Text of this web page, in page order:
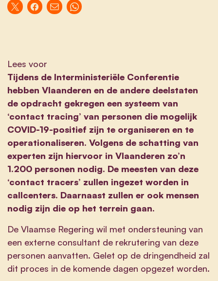
Lees voor
Tijdens de Interministeriële Conferentie
hebben Vlaanderen en de andere deelstaten
de opdracht gekregen een systeem van
‘contact tracing’ van personen die mogelijk
COVID-19-positief zijn te organiseren en te
operationaliseren. Volgens de schatting van
experten zijn hiervoor in Vlaanderen zo’n
1.200 personen nodig. De meesten van deze
‘contact tracers’ zullen ingezet worden in
callcenters. Daarnaast zullen er ook mensen
nodig zijn die op het terrein gaan.
De Vlaamse Regering wil met ondersteuning van
een externe consultant de rekrutering van deze
personen aanvatten. Gelet op de dringendheid zal
dit proces in de komende dagen opgezet worden.